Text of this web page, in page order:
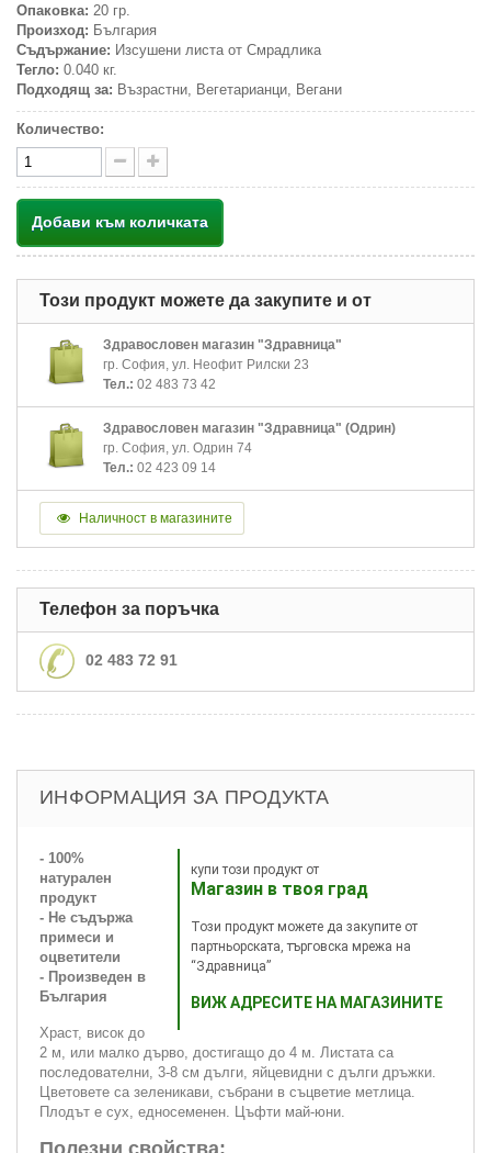
Опаковка: 20 гр.
Произход: България
Съдържание: Изсушени листа от Смрадлика
Тегло: 0.040 кг.
Подходящ за: Възрастни, Вегетарианци, Вегани
Количество:
Добави към количката
Този продукт можете да закупите и от
Здравословен магазин "Здравница"
гр. София, ул. Неофит Рилски 23
Тел.: 02 483 73 42
Здравословен магазин "Здравница" (Одрин)
гр. София, ул. Одрин 74
Тел.: 02 423 09 14
Наличност в магазините
Телефон за поръчка
02 483 72 91
ИНФОРМАЦИЯ ЗА ПРОДУКТА
купи този продукт от
Магазин в твоя град
Този продукт можете да закупите от
партньорската, търговска мрежа на
“Здравница”
ВИЖ АДРЕСИТЕ НА МАГАЗИНИТЕ
- 100%
натурален
продукт
- Не съдържа
примеси и
оцветители
- Произведен в
България
Храст, висок до
2 м, или малко дърво, достигащо до 4 м. Листата са
последователни, 3-8 см дълги, яйцевидни с дълги дръжки.
Цветовете са зеленикави, събрани в съцветие метлица.
Плодът е сух, едносеменен. Цъфти май-юни.
Полезни свойства: